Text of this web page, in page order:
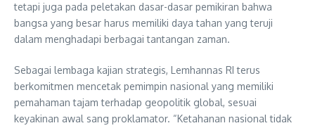
tetapi juga pada peletakan dasar-dasar pemikiran bahwa
bangsa yang besar harus memiliki daya tahan yang teruji
dalam menghadapi berbagai tantangan zaman.
Sebagai lembaga kajian strategis, Lemhannas RI terus
berkomitmen mencetak pemimpin nasional yang memiliki
pemahaman tajam terhadap geopolitik global, sesuai
keyakinan awal sang proklamator. “Ketahanan nasional tidak